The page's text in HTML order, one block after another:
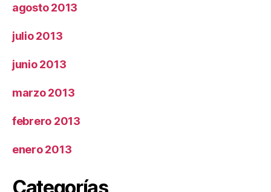
agosto 2013
julio 2013
junio 2013
marzo 2013
febrero 2013
enero 2013